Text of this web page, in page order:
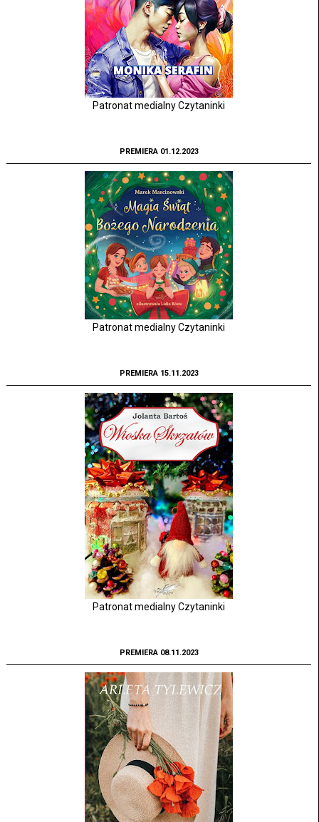
Patronat medialny Czytaninki
PREMIERA 01.12.2023
Patronat medialny Czytaninki
PREMIERA 15.11.2023
Patronat medialny Czytaninki
PREMIERA 08.11.2023